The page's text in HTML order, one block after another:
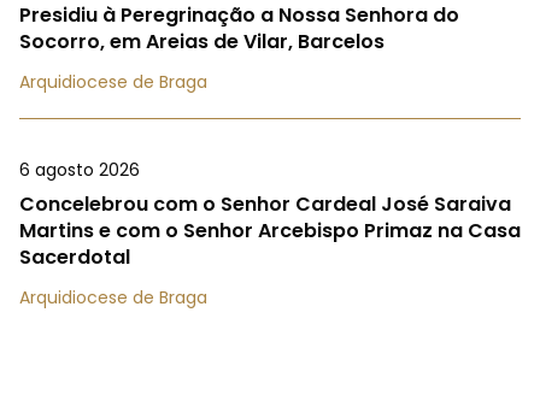
Presidiu à Peregrinação a Nossa Senhora do
Socorro, em Areias de Vilar, Barcelos
Arquidiocese de Braga
6 agosto 2026
Concelebrou com o Senhor Cardeal José Saraiva
Martins e com o Senhor Arcebispo Primaz na Casa
Sacerdotal
Arquidiocese de Braga